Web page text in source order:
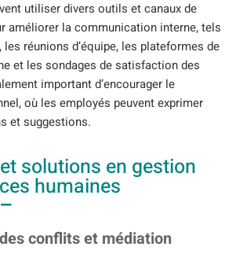
utiliser divers outils et canaux de
améliorer la communication interne, tels
réunions d’équipe, les plateformes de
et les sondages de satisfaction des
important d’encourager le
où les employés peuvent exprimer
et suggestions.
solutions en gestion
humaines
conflits et médiation